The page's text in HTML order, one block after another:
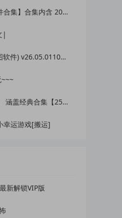
含 2000 +实用工具 【1.5GB】
|
中文绿色版
盖经典合集【256G】
幸运游戏[搬运]
新解锁VIP版